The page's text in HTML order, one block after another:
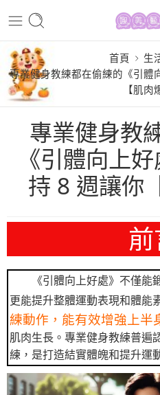
首頁
生
專業健身教練都在偷練的《引體
【肌肉
專業健身教
《引體向上
持 8 週讓你
《引體向上好處》不僅能
更能提升整體運動表現和體能
練動作，能有效增強上半
肌肉生長。專業健身教練普遍
練，是打造結實體魄和提升運